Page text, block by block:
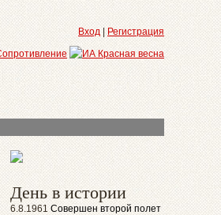
Вход Регистрация
День в истории
6.8.1961 Совершен второй полет